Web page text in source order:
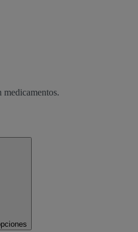
medicamentos.